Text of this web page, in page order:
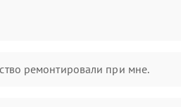
ремонтировали при мне.